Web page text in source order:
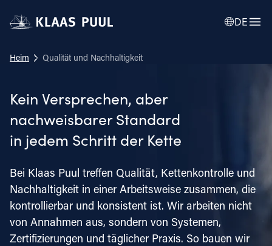
DE
Heim Qualität und Nachhaltigkeit
Kein Versprechen, aber
nachweisbarer Standard
in jedem Schritt der Kette
Bei Klaas Puul treffen Qualität, Kettenkontrolle und
Nachhaltigkeit in einer Arbeitsweise zusammen, die
kontrollierbar und konsistent ist. Wir arbeiten nicht
von Annahmen aus, sondern von Systemen,
Zertifizierungen und täglicher Praxis. So bauen wir